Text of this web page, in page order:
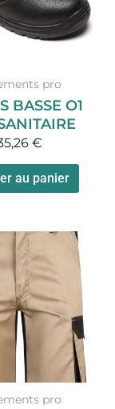
pro
BASSE O1
€
au panier
Les
du
pro